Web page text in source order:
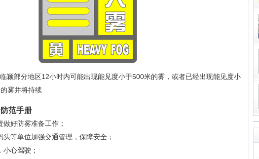
颍部分地区12小时内可能出现能见度小于500米的雾，或者已经出现能见度小
雾并将持续
范手册
好防雾准备工作；
等单位加强交通管理，保障安全；
心驾驶；